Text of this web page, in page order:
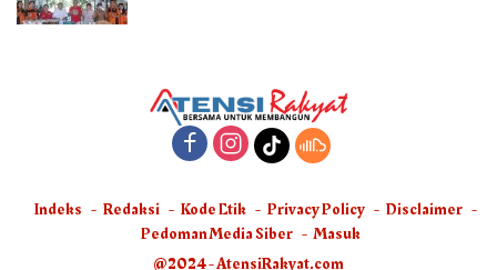
Indeks Redaksi Kode Etik Privacy Policy
Disclaimer
Pedoman Media Siber
Masuk
@2024 - AtensiRakyat.com